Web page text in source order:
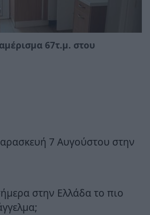
67τ.μ. στου
7 Αυγούστου στην
στην Ελλάδα το πιο